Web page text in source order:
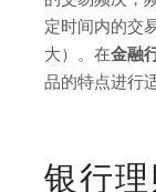
定时间内的交
大）。在金融
品的特点进行
银行